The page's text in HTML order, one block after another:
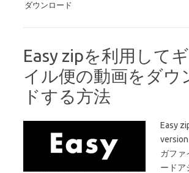
ダウンロード
Easy zipを利用して
イル便の動画をダウ
ドする方法
Easy
ガファ
ードア